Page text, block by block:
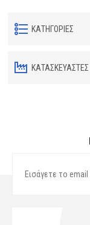
ΚΑΤΗΓΟΡΊΕΣ
ΚΑΤΑΣΚΕΥΑΣΤΈΣ